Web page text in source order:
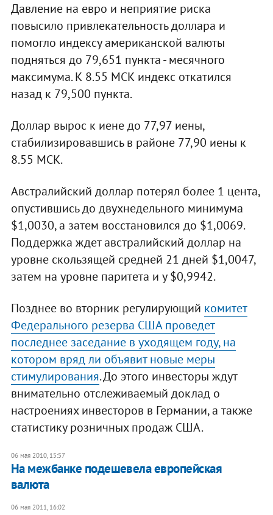
Давление на евро и неприятие риска
повысило привлекательность доллара и
помогло индексу американской валюты
подняться до 79,651 пункта - месячного
максимума. К 8.55 МСК индекс откатился
назад к 79,500 пункта.
Доллар вырос к иене до 77,97 иены,
стабилизировавшись в районе 77,90 иены к
8.55 МСК.
Австралийский доллар потерял более 1 цента,
опустившись до двухнедельного минимума
$1,0030, а затем восстановился до $1,0069.
Поддержка ждет австралийский доллар на
уровне скользящей средней 21 дней $1,0047,
затем на уровне паритета и у $0,9942.
Позднее во вторник регулирующий комитет
Федерального резерва США проведет
последнее заседание в уходящем году, на
котором вряд ли объявит новые меры
стимулирования. До этого инвесторы ждут
внимательно отслеживаемый доклад о
настроениях инвесторов в Германии, а также
статистику розничных продаж США.
06 мая 2010, 15:57
На межбанке подешевела европейская
валюта
06 мая 2011, 16:02